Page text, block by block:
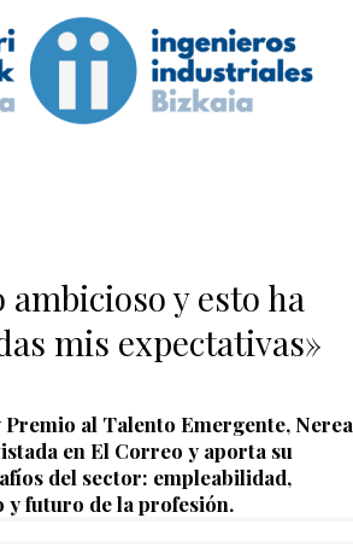
ambicioso y esto ha
mis expectativas»
al Talento Emergente, Nerea
en El Correo y aporta su
del sector: empleabilidad,
y futuro de la profesión.
Ventanilla